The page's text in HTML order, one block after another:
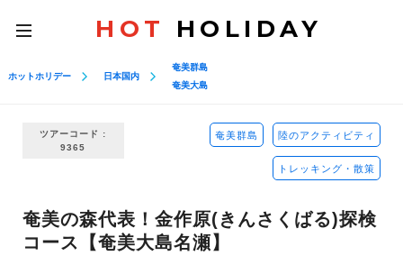
toggle
navigation
HOT HOLIDAY
ホットホリデー 日本国内
奄美群島
奄美大島
ツアーコード :
9365
奄美群島 陸のアクティビティ
トレッキング・散策
奄美の森代表！金作原(きんさくばる)探検
コース【奄美大島名瀬】